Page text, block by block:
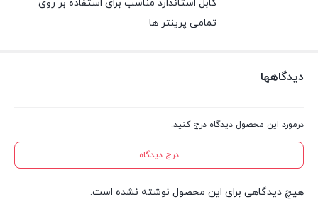
کابل استاندارد مناسب برای استفاده بر روی
تمامی پرینتر ها
دیدگاهها
درمورد این محصول دیدگاه درج کنید.
درج دیدگاه
هیچ دیدگاهی برای این محصول نوشته نشده است.